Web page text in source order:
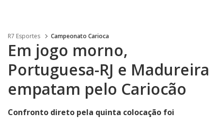
R7 Esportes Campeonato Carioca
Em jogo morno,
Portuguesa-RJ e Madureira
empatam pelo Cariocão
Confronto direto pela quinta colocação foi